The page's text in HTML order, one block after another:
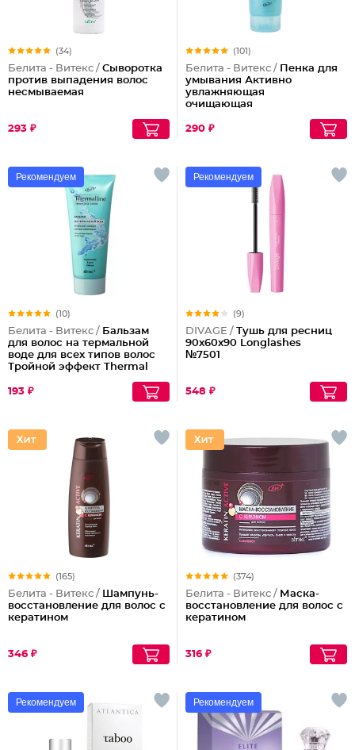
(34)
Белита - Витекс / Сыворотка
против выпадения волос
несмываемая
293 ₽
(101)
Белита - Витекс / Пенка для
умывания Активно
увлажняющая
очищающая
290 ₽
Рекомендуем
(10)
Белита - Витекс / Бальзам
для волос на термальной
воде для всех типов волос
Тройной эффект Thermal
200 мл
193 ₽
Рекомендуем
(9)
DIVAGE / Тушь для ресниц
90x60x90 Longlashes
№7501
548 ₽
(165)
Белита - Витекс / Шампунь-
восстановление для волос с
кератином
346 ₽
(374)
Белита - Витекс / Маска-
восстановление для волос с
кератином
316 ₽
Рекомендуем Рекомендуем